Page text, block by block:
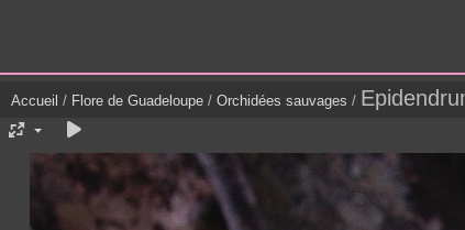
Accueil / Flore de Guadeloupe / Orchidées sauvages /